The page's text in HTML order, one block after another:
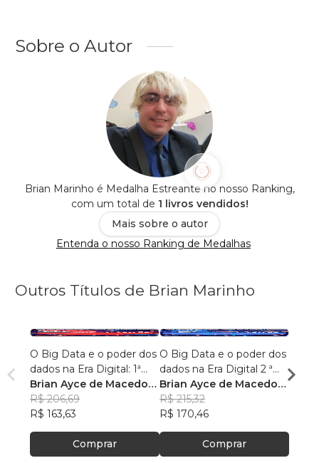
Sobre o Autor
Brian Marinho é Medalha Estreante no nosso Ranking,
com um total de 1 livros vendidos!
Mais sobre o autor
Entenda o nosso Ranking de Medalhas
Outros Títulos de Brian Marinho
O Big Data e o poder dos
dados na Era Digital: 1ª
Edição.
Brian Ayce de Macedo
Marinho
R$ 206,69
R$ 163,63
Comprar
O Big Data e o poder dos
dados na Era Digital 2 ª
Edição:
Brian Ayce de Macedo
Marinho
R$ 215,32
R$ 170,46
Comprar